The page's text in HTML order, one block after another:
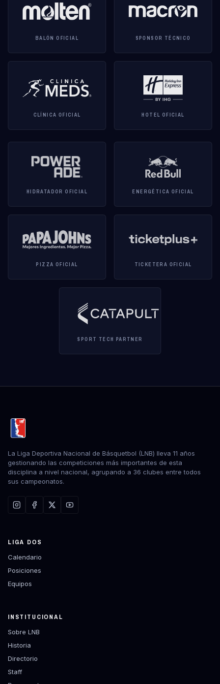
BALÓN OFICIAL SPONSOR TÉCNICO
CLÍNICA OFICIAL HOTEL OFICIAL
HIDRATADOR OFICIAL ENERGÉTICA OFICIAL
PIZZA OFICIAL TICKETERA OFICIAL
SPORT TECH PARTNER
La Liga Deportiva Nacional de Básquetbol (LNB) lleva 11 años
gestionando las competiciones más importantes de esta
disciplina a nivel nacional, agrupando a 36 clubes entre todos
sus campeonatos.
LIGA DOS
Calendario
Posiciones
Equipos
INSTITUCIONAL
Sobre LNB
Historia
Directorio
Staff